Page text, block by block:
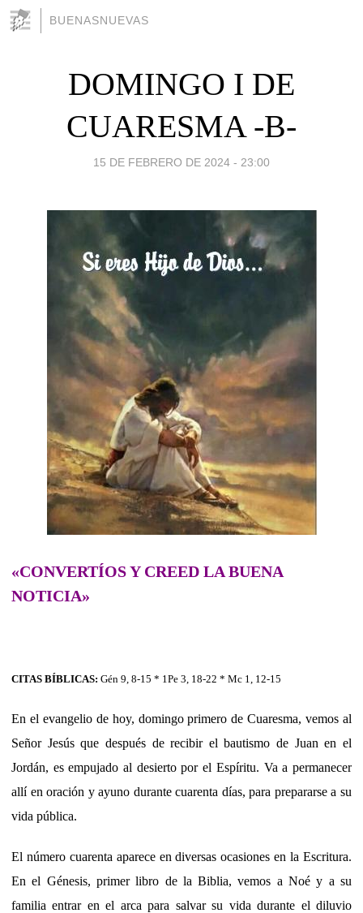
BUENASNUEVAS
DOMINGO I DE
CUARESMA -B-
15 DE FEBRERO DE 2024 - 23:00
«CONVERTÍOS Y CREED LA BUENA
NOTICIA»
CITAS BÍBLICAS: Gén 9, 8-15 * 1Pe 3, 18-22 * Mc 1, 12-15
En el evangelio de hoy, domingo primero de Cuaresma, vemos al
Señor Jesús que después de recibir el bautismo de Juan en el
Jordán, es empujado al desierto por el Espíritu. Va a permanecer
allí en oración y ayuno durante cuarenta días, para prepararse a su
vida pública.
El número cuarenta aparece en diversas ocasiones en la Escritura.
En el Génesis, primer libro de la Biblia, vemos a Noé y a su
familia entrar en el arca para salvar su vida durante el diluvio